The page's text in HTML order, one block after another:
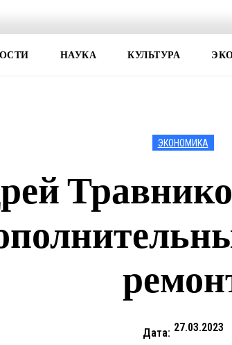
НАУКА КУЛЬТУРА
ЭКОНОМИКА
Дата: 27.03.2023